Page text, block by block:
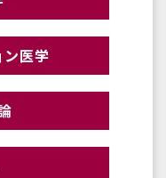
ン医学